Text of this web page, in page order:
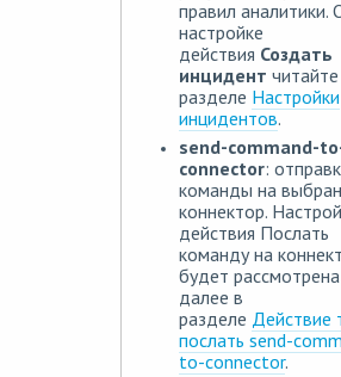
правил аналитики.
настройке
действия Создать
инцидент
разделе Настройки
инцидентов.
send-command-
connector:
команды на
коннектор.
действия Послать
команду на
будет рассмотрена
далее в
разделе Действие
послать send-
to-connector.